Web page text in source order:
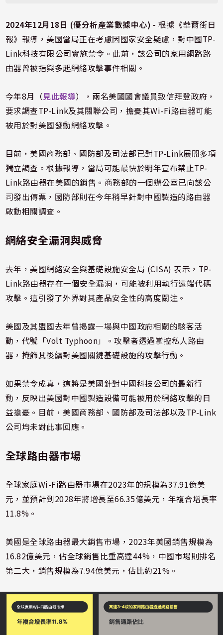
2024年12月18日 (優分析產業數據中心) - 根據《華爾街日
報》報導，美國當局正在考慮因國家安全疑慮，對中國TP-
Link科技有限公司實施禁令。此前，該公司的家用網路路
由器曾被指與多起網絡攻擊事件相關。
今年8月（見此報導），兩名美國國會議員致信拜登政府，
要求調查TP-Link及其關聯公司，擔憂其Wi-Fi路由器可能
被用於對美國發動網絡攻擊。
目前，美國商務部、國防部及司法部已對TP-Link展開多項
獨立調查。根據報導，當局可能最快於明年宣布禁止TP-
Link路由器在美國的銷售。商務部的一個辦公室已向該公
司發出傳票，國防部則在今年稍早針對中國製造的路由器
啟動相關調查。
網絡安全漏洞與威脅
去年，美國網絡安全與基礎設施安全局 (CISA) 表示，TP-
Link路由器存在一個安全漏洞，可能被利用執行遠端代碼
攻擊。這引發了外界對其產品安全性的高度關注。
美國及其盟國去年曾揭露一場與中國政府相關的駭客活
動，代號「Volt Typhoon」。攻擊者透過掌控私人路由
器，掩飾其後續對美國關鍵基礎設施的攻擊行動。
如果禁令成真，這將是美國針對中國科技公司的最新行
動，反映出美國對中國製造設備可能被用於網絡攻擊的日
益擔憂。目前，美國商務部、國防部及司法部以及TP-Link
公司均未對此事回應。
全球路由器市場
全球家庭Wi-Fi路由器市場在2023年的規模為37.91億美
元，並預計到2028年將增長至66.35億美元​，年複合增長率
11.8%。
美國是全球路由器最大銷售市場，2023年美國銷售規模為
16.82億美元，佔全球銷售比重高達44%，中國市場則排名
第二大，銷售規模為7.94億美元，佔比約21%。